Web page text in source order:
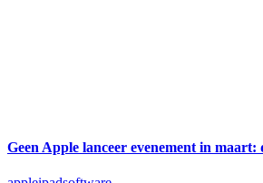
Geen Apple lanceer evenement in maart: